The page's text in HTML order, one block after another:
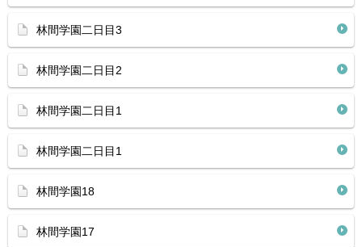
林間学園二日目3
林間学園二日目2
林間学園二日目1
林間学園二日目1
林間学園18
林間学園17